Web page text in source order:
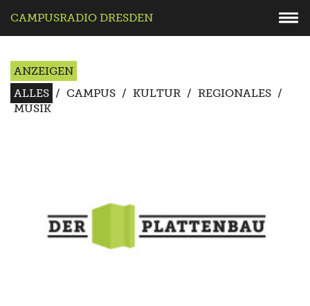
CAMPUSRADIO DRESDEN
ANZEIGEN
ALLES / CAMPUS / KULTUR / REGIONALES /
MUSIK